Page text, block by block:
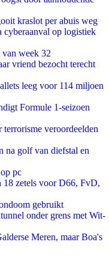
kraslot per abuis weg
op logistiek
van week 32
vriend bezocht terecht
leeg voor 114 miljoen
Formule 1-seizoen
terrorisme veroordeelden
na golf van diefstal en
pc
18 zetels voor D66, FvD,
gebruikt
onder grens met Wit-
Meren, maar Boa's